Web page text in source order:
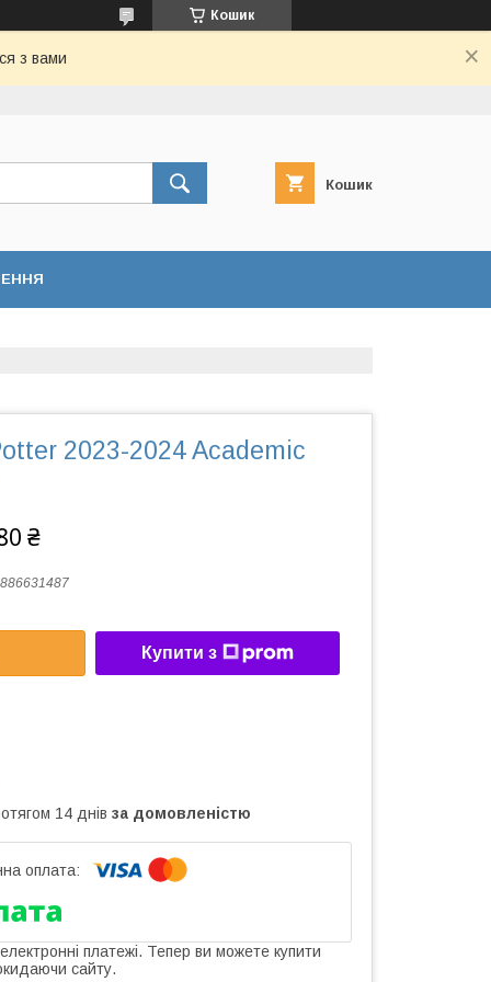
Кошик
з вами
Кошик
2023-2024 Academic
₴
Купити з
14 днів за домовленістю
платежі. Тепер ви можете купити
сайту.